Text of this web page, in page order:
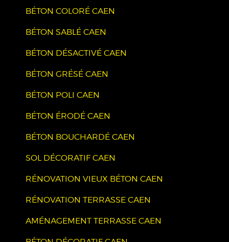
BÉTON COLORÉ CAEN
BÉTON SABLÉ CAEN
BÉTON DÉSACTIVÉ CAEN
BÉTON GRÉSÉ CAEN
BÉTON POLI CAEN
BÉTON ÉRODÉ CAEN
BÉTON BOUCHARDÉ CAEN
SOL DÉCORATIF CAEN
RÉNOVATION VIEUX BÉTON CAEN
RÉNOVATION TERRASSE CAEN
AMÉNAGEMENT TERRASSE CAEN